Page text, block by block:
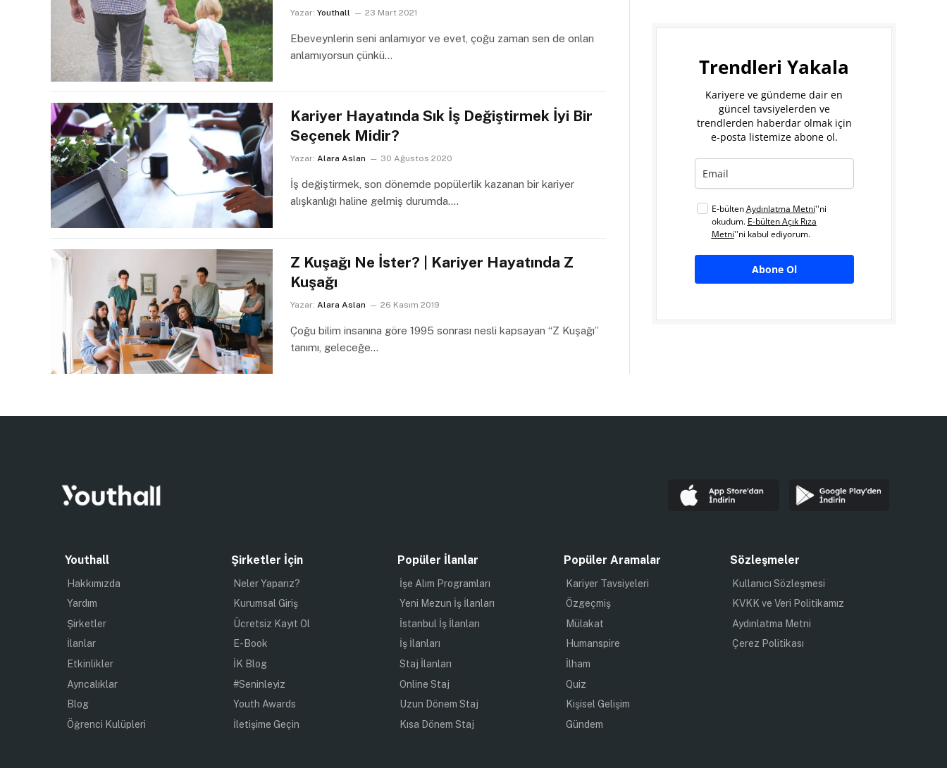
Yazar: Youthall 23 Mart 2021
Ebeveynlerin seni anlamıyor ve evet, çoğu zaman sen de onları
anlamıyorsun çünkü…
Kariyer Hayatında Sık İş Değiştirmek İyi Bir
Seçenek Midir?
Yazar: Alara Aslan 30 Ağustos 2020
İş değiştirmek, son dönemde popülerlik kazanan bir kariyer
alışkanlığı haline gelmiş durumda.…
Z Kuşağı Ne İster? | Kariyer Hayatında Z
Kuşağı
Yazar: Alara Aslan 26 Kasım 2019
Çoğu bilim insanına göre 1995 sonrası nesli kapsayan “Z Kuşağı”
tanımı, geleceğe…
Trendleri Yakala
Kariyere ve gündeme dair en
güncel tavsiyelerden ve
trendlerden haberdar olmak için
e-posta listemize abone ol.
E-bültenAydınlatma Metni''ni
okudum. E-bülten Açık Rıza
Metni''ni kabul ediyorum.
Abone Ol
Youthall
Hakkımızda
Yardım
Şirketler
İlanlar
Etkinlikler
Ayrıcalıklar
Blog
Öğrenci Kulüpleri
Şirketler İçin
Neler Yaparız?
Kurumsal Giriş
Ücretsiz Kayıt Ol
E-Book
İK Blog
#Seninleyiz
Youth Awards
İletişime Geçin
Popüler İlanlar
İşe Alım Programları
Yeni Mezun İş İlanları
İstanbul İş İlanları
İş İlanları
Staj İlanları
Online Staj
Uzun Dönem Staj
Kısa Dönem Staj
Popüler Aramalar
Kariyer Tavsiyeleri
Özgeçmiş
Mülakat
Humanspire
İlham
Quiz
Kişisel Gelişim
Gündem
Sözleşmeler
Kullanıcı Sözleşmesi
KVKK ve Veri Politikamız
Aydınlatma Metni
Çerez Politikası